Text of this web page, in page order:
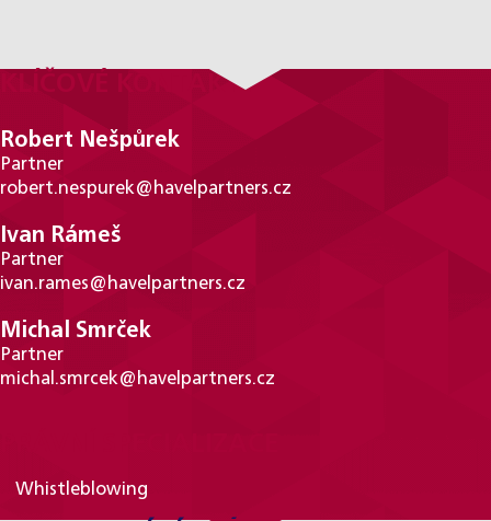
KLÍČOVÉ KONTAKTY
Robert Nešpůrek
Partner
robert.nespurek@havelpartners.cz
Ivan Rámeš
Partner
ivan.rames@havelpartners.cz
Michal Smrček
Partner
michal.smrcek@havelpartners.cz
Whistleblowing